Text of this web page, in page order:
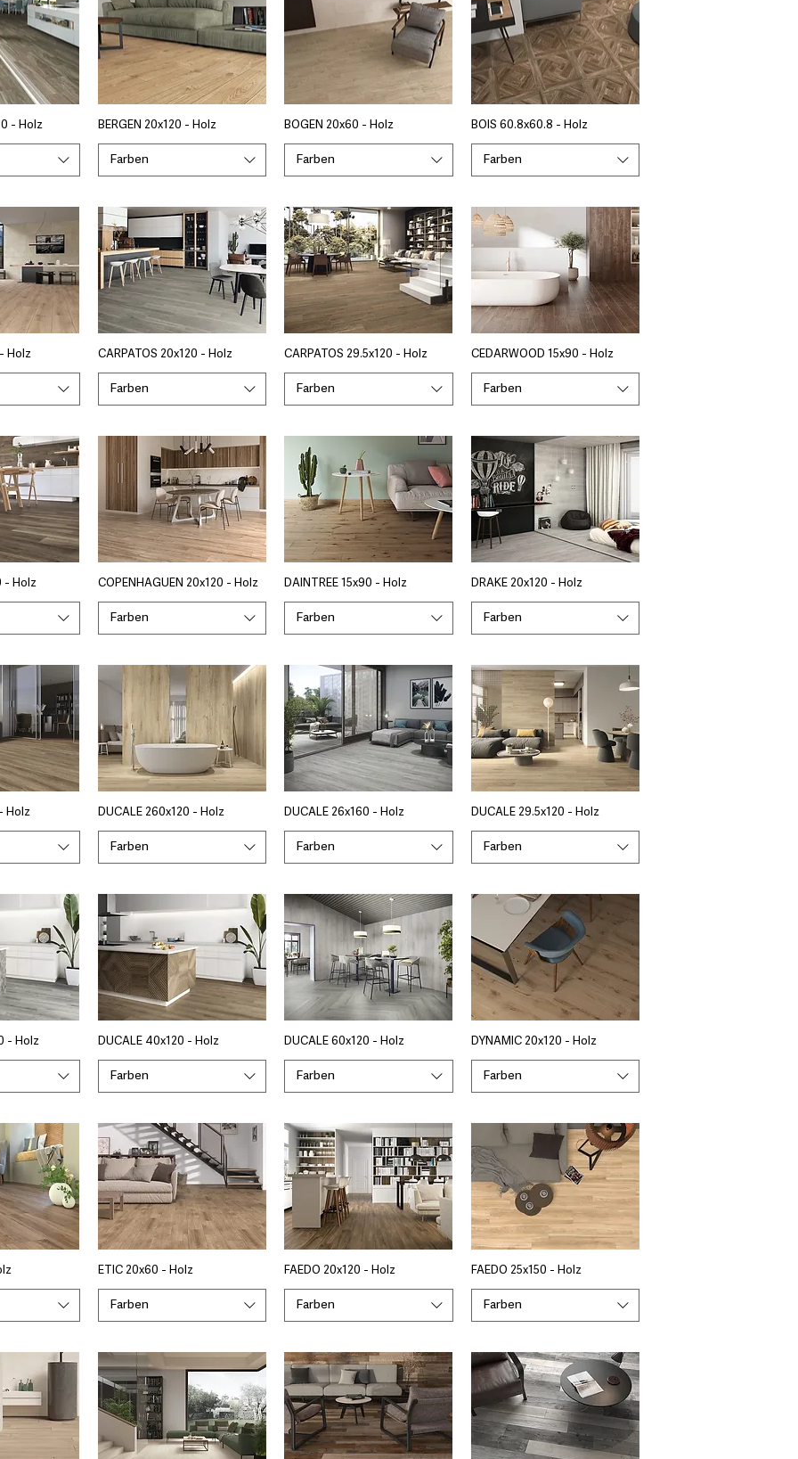
- Holz BERGEN 20x120 - Holz
Farben
BOGEN 20x60 - Holz
Farben
BOIS 60.8x60.8 - Holz
Farben
- Holz CARPATOS 20x120 - Holz
Farben
CARPATOS 29.5x120 - Holz
Farben
CEDARWOOD 15x90 - Holz
Farben
- Holz COPENHAGUEN 20x120 - Holz
Farben
DAINTREE 15x90 - Holz
Farben
DRAKE 20x120 - Holz
Farben
Holz DUCALE 260x120 - Holz
Farben
DUCALE 26x160 - Holz
Farben
DUCALE 29.5x120 - Holz
Farben
- Holz DUCALE 40x120 - Holz
Farben
DUCALE 60x120 - Holz
Farben
DYNAMIC 20x120 - Holz
Farben
ETIC 20x60 - Holz
Farben
FAEDO 20x120 - Holz
Farben
FAEDO 25x150 - Holz
Farben